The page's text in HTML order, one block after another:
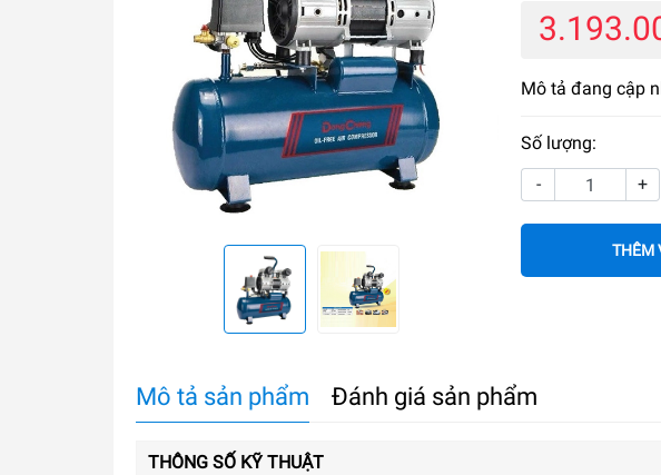
Mô tả đang cập
Số lượng:
-
+
THÊM
Mô tả sản phẩm Đánh giá sản phẩm
THÔNG SỐ KỸ THUẬT